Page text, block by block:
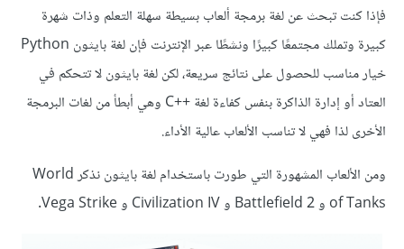
فإذا كنت تبحث عن لغة برمجة ألعاب بسيطة سهلة التعلم وذات شهرة
كبيرة وتملك مجتمعًا كبيرًا ونشطًا عبر الإنترنت فإن لغة بايثون Python
خيار مناسب للحصول على نتائج سريعة، لكن لغة بايثون لا تتحكم في
العتاد أو إدارة الذاكرة بنفس كفاءة لغة C++‎ وهي أبطأ من لغات البرمجة
الأخرى لذا فهي لا تناسب الألعاب عالية الأداء.
ومن الألعاب المشهورة التي طورت باستخدام لغة بايثون نذكر World
of Tanks و Battlefield 2 و Civilization IV و Vega Strike.